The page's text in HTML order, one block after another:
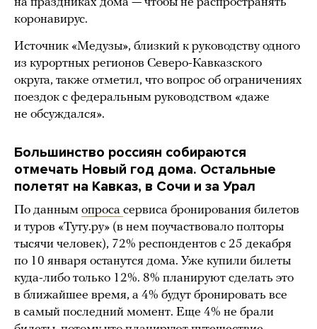
коронавирус.
Источник «Медузы», близкий к руководству одного
из курортных регионов Северо-Кавказского
округа, также отметил, что вопрос об ограничениях
поездок с федеральным руководством «даже
не обсуждался».
Большинство россиян собираются
отмечать Новый год дома. Остальные
полетят на Кавказ, в Сочи и за Урал
По данным опроса сервиса бронирования билетов
и туров «Туту.ру» (в нем поучаствовало полторы
тысячи человек), 72% респондентов с 25 декабря
по 10 января останутся дома. Уже купили билеты
куда-либо только 12%. 8% планируют сделать это
в ближайшее время, а 4% будут бронировать все
в самый последний момент. Еще 4% не брали